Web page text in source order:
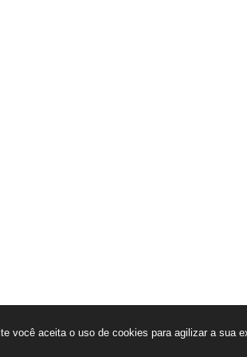
você aceita o uso de cookies para agilizar a sua